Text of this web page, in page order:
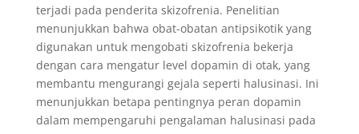
terjadi pada penderita skizofrenia. Penelitian
menunjukkan bahwa obat-obatan antipsikotik yang
digunakan untuk mengobati skizofrenia bekerja
dengan cara mengatur level dopamin di otak, yang
membantu mengurangi gejala seperti halusinasi. Ini
menunjukkan betapa pentingnya peran dopamin
dalam mempengaruhi pengalaman halusinasi pada